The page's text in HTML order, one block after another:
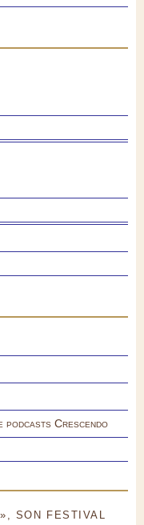
Crescendo
SON FESTIVAL